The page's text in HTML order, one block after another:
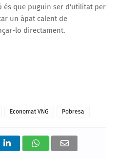
és que puguin ser d'utilitat per
un àpat calent de
lo directament.
Economat VNG Pobresa